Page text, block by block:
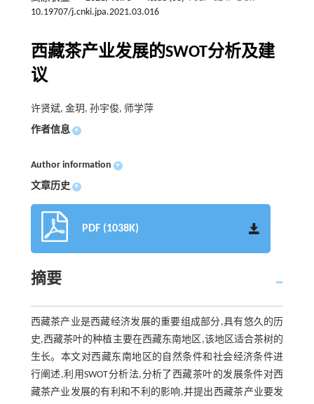
10.19707/j.cnki.jpa.2021.03.016
西藏茶产业发展的SWOT分析及建
议
许贤斌, 金玥, 孙宇俊, 师学萍
作者信息 +
Author information +
文章历史 +
PDF (1038K)
摘要
西藏茶产业是西藏经济发展的重要组成部分,具有悠久的历
史,西藏茶叶的种植主要在西藏东南地区,该地区适合茶树的
生长。本文对西藏东南地区的自然条件和社会经济条件进
行阐述,利用SWOT分析法,分析了西藏茶叶的发展条件对西
藏茶产业发展的有利和不利的影响,并提出西藏茶产业要发